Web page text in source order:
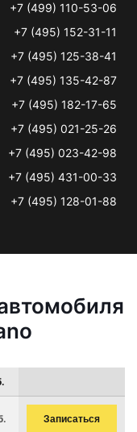
+7 (499) 110-53-06
+7 (495) 152-31-11
+7 (495) 125-38-41
+7 (495) 135-42-87
+7 (495) 182-17-65
+7 (495) 021-25-26
+7 (495) 023-42-98
+7 (495) 431-00-33
+7 (495) 128-01-88
Записаться